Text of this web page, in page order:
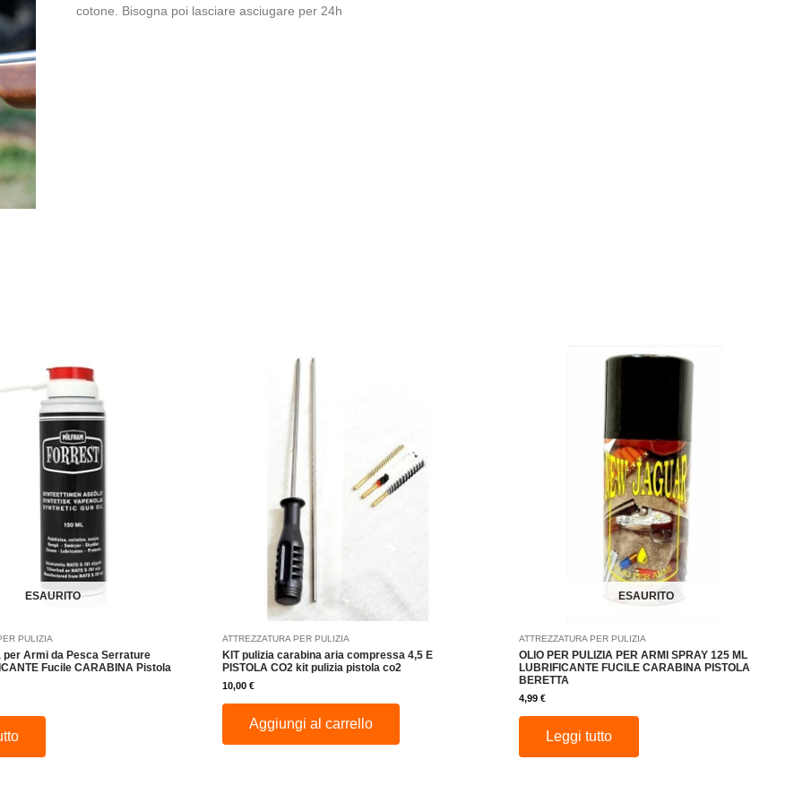
cotone. Bisogna poi lasciare asciugare per 24h
ESAURITO
PULIZIA
per Armi da Pesca Serrature
Fucile CARABINA Pistola
ATTREZZATURA PER PULIZIA
KIT pulizia carabina aria compressa 4,5 E
PISTOLA CO2 kit pulizia pistola co2
10,00€
Aggiungi al carrello
ESAURITO
ATTREZZATURA PER PULIZIA
OLIO PER PULIZIA PER ARMI SPRAY 125 ML
LUBRIFICANTE FUCILE CARABINA PISTOLA
BERETTA
4,99€
Leggi tutto